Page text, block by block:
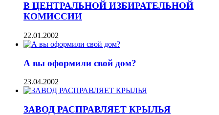
В ЦЕНТРАЛЬНОЙ ИЗБИРАТЕЛЬНОЙ
КОМИССИИ
22.01.2002
А вы оформили свой дом?
23.04.2002
ЗАВОД РАСПРАВЛЯЕТ КРЫЛЬЯ